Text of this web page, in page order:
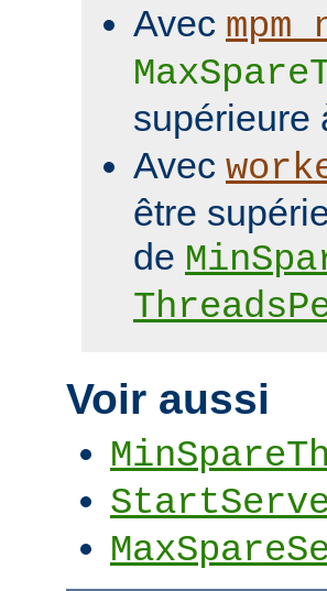
Avec
supérieure
Avec
être
de
Voir aussi